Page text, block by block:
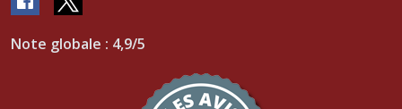
Note globale : 4,9/5